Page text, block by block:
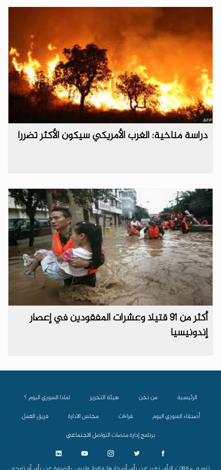
دراسة مناخية: الغرب الأمريكي سيكون الأكثر تضررا
أكثر من 91 قتيلا وعشرات المفقودين في إعصار
إندونيسيا
الرئيسية من نحن هيئة التحرير
لماذا السوري اليوم ؟
أصدقاء السوري اليوم
قراءات مجلس الادارة
فريق العمل
برنامج إدارة منصات التواصل الاجتماعي